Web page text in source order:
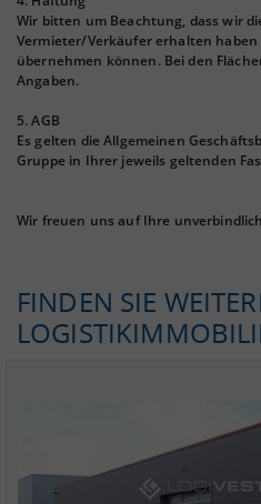
Wir bitten um Beachtung, dass wir
Vermieter/Verkäufer erhalten
übernehmen können. Bei den
Angaben.
5. AGB
Es gelten die Allgemeinen
Gruppe in Ihrer jeweils geltenden
Wir freuen uns auf Ihre
FINDEN SIE